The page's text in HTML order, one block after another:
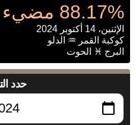
88.17% مضيء
الإثنين، 14 أكتوبر 2024
كوكبة القمر ♒ الدلو
البرج ♓ الحوت
حدد